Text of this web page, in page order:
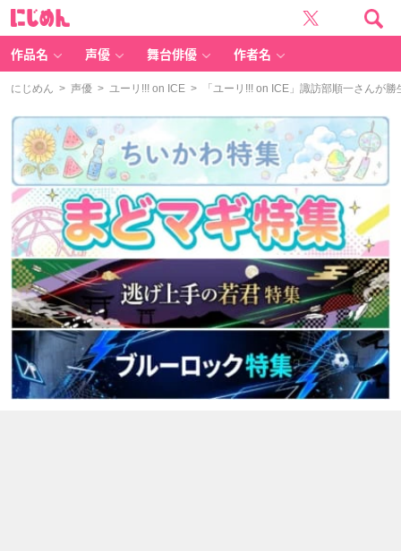
作品名 声優 舞台俳優 作者名
にじめん > 声優 > ユーリ!!! on ICE > 「ユーリ!!! on ICE」諏訪部順一さんが